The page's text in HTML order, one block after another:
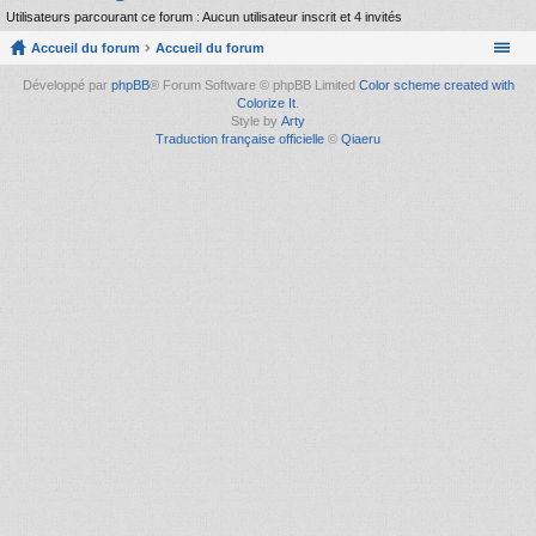
Utilisateurs parcourant ce forum : Aucun utilisateur inscrit et 4 invités
Accueil du forum Accueil du forum
Développé par phpBB® Forum Software © phpBB Limited Color scheme created with
Colorize It.
Style by Arty
Traduction française officielle © Qiaeru